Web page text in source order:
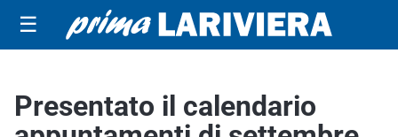
☰
Presentato il calendario